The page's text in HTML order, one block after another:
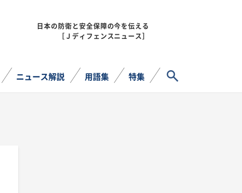
日本の防衛と安全保障の今を伝える
［Ｊディフェンスニュース］
ニュース解説 用語集 特集